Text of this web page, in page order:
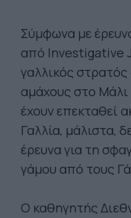
Σύμφωνα με
από Investigative
γαλλικός
αμάχους στο Μάλι
έχουν επεκταθεί
Γαλλία, μάλιστα,
έρευνα για τη
γάμου από τους
O καθηγητής